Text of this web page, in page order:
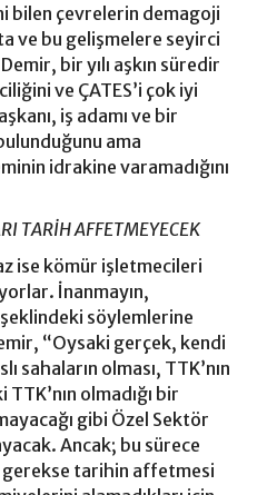
bilen çevrelerin demagoji
ve bu gelişmelere seyirci
bir yılı aşkın süredir
ve ÇATES’i çok iyi
iş adamı ve bir
ama
idrakine varamadığını
TARİH AFFETMEYECEK
ise kömür işletmecileri
İnanmayın,
söylemlerine
“Oysaki gerçek, kendi
olması, TTK’nın
olmadığı bir
gibi Özel Sektör
Ancak; bu sürece
gerekse tarihin affetmesi